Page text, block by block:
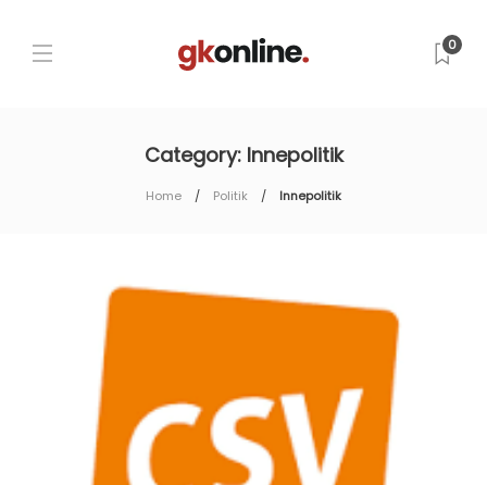
0
Category: Innepolitik
Home Politik Innepolitik